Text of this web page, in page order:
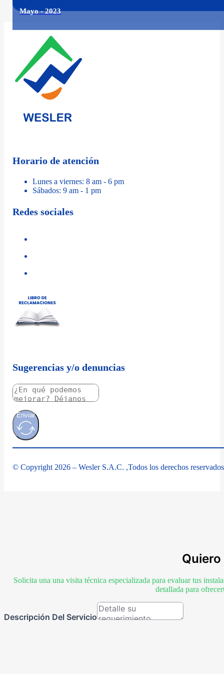
Mayo - 2023
Horario de atención
Lunes a viernes: 8 am - 6 pm
Sábados: 9 am - 1 pm
Redes sociales
Sugerencias y/o denuncias
Enviar
© Copyright 2026 – Wesler S.A.C. ,Todos los derechos
Solicita una una visita técnica especializada para evaluar tus
detallada para
Descripción Del Servicio